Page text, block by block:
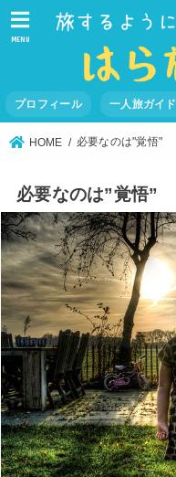
MENU
プロフィール 一人旅ガイド
HOME 必要なのは"覚悟"
必要なのは”覚悟”